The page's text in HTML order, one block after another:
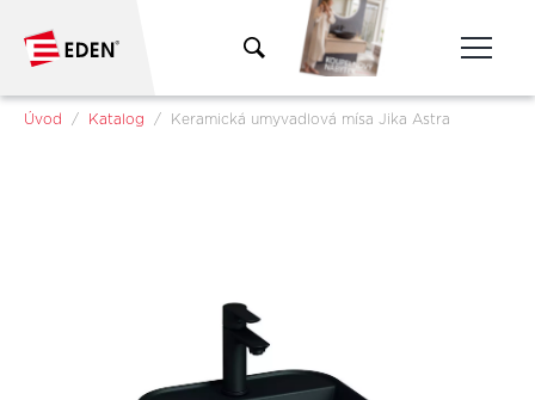
Jsi tady:
Úvod Katalog Keramická umyvadlová mísa Jika Astra